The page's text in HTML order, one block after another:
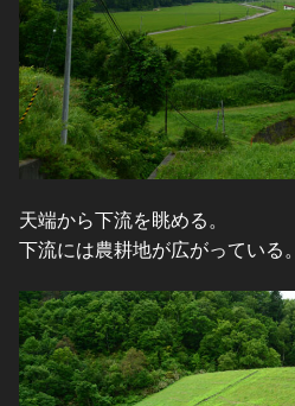
天端から下流を眺める。
下流には農耕地が広がっている。